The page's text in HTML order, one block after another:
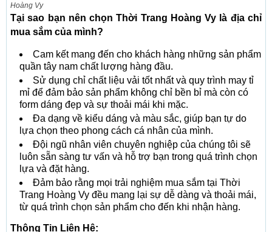
Hoàng Vy
Tại sao bạn nên chọn Thời Trang Hoàng Vy là địa chỉ
mua sắm của mình?
Cam kết mang đến cho khách hàng những sản phẩm
quần tây nam chất lượng hàng đầu.
Sử dụng chỉ chất liệu vải tốt nhất và quy trình may tỉ
mỉ để đảm bảo sản phẩm không chỉ bền bỉ mà còn có
form dáng đẹp và sự thoải mái khi mặc.
Đa dạng về kiểu dáng và màu sắc, giúp bạn tự do
lựa chọn theo phong cách cá nhân của mình.
Đội ngũ nhân viên chuyên nghiệp của chúng tôi sẽ
luôn sẵn sàng tư vấn và hỗ trợ bạn trong quá trình chọn
lựa và đặt hàng.
Đảm bảo rằng mọi trải nghiệm mua sắm tại Thời
Trang Hoàng Vy đều mang lại sự dễ dàng và thoải mái,
từ quá trình chọn sản phẩm cho đến khi nhận hàng.
Thông Tin Liên Hệ: